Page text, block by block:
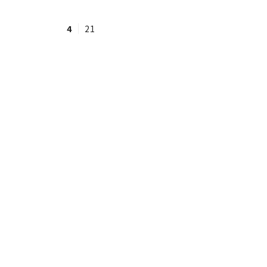
4 21